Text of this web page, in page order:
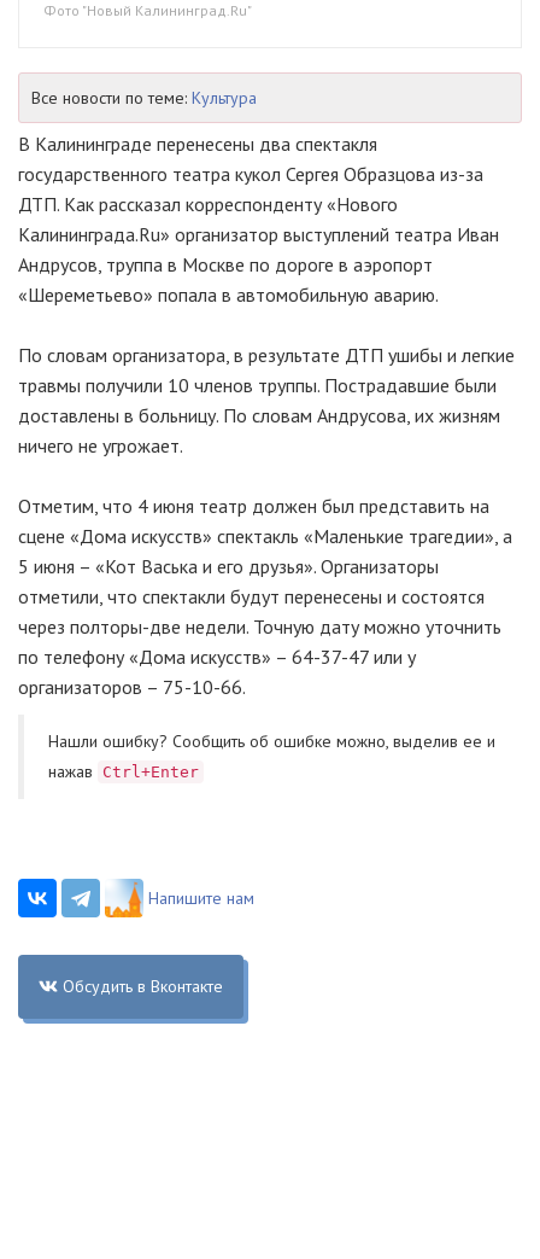
Фото "Новый Калининград.Ru"
Все новости по теме: Культура
В Калининграде перенесены два спектакля
государственного театра кукол Сергея Образцова из-за
ДТП. Как рассказал корреспонденту «Нового
Калининграда.Ru» организатор выступлений театра Иван
Андрусов, труппа в Москве по дороге в аэропорт
«Шереметьево» попала в автомобильную аварию.
По словам организатора, в результате ДТП ушибы и легкие
травмы получили 10 членов труппы. Пострадавшие были
доставлены в больницу. По словам Андрусова, их жизням
ничего не угрожает.
Отметим, что 4 июня театр должен был представить на
сцене «Дома искусств» спектакль «Маленькие трагедии», а
5 июня – «Кот Васька и его друзья». Организаторы
отметили, что спектакли будут перенесены и состоятся
через полторы-две недели. Точную дату можно уточнить
по телефону «Дома искусств» – 64-37-47 или у
организаторов – 75-10-66.
Нашли ошибку? Cообщить об ошибке можно, выделив ее и
нажав
Ctrl+Enter
Напишите нам
Обсудить в Вконтакте